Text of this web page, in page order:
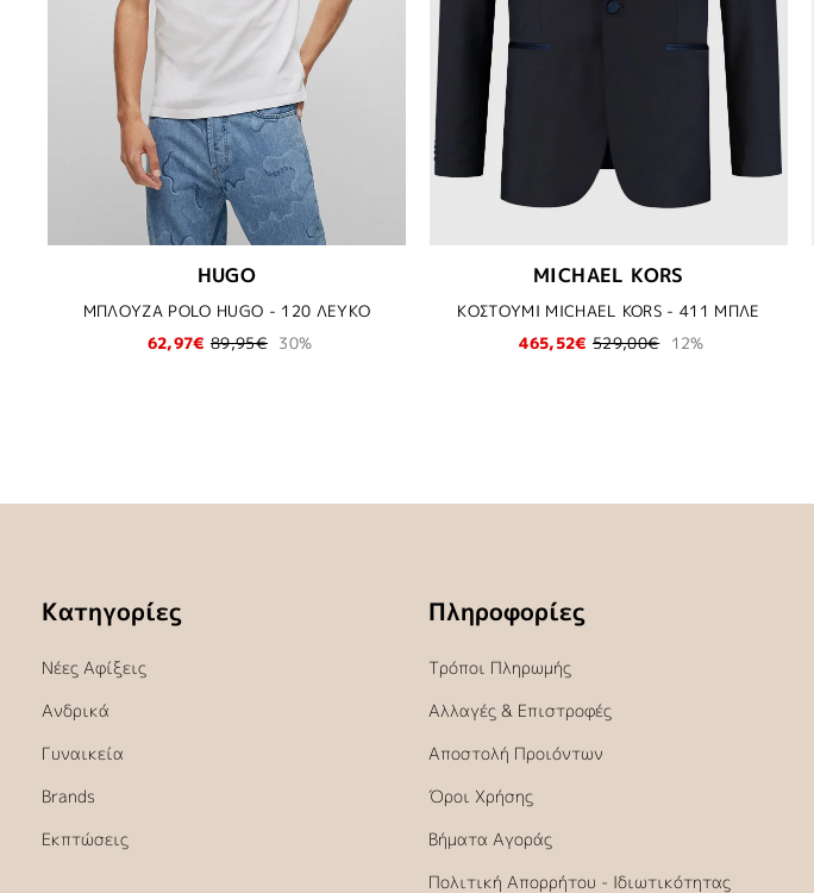
HUGO
ΜΠΛΟΥΖΑ POLO HUGO - 120 ΛΕΥΚΟ
62,97€ 89,95€ 30%
MICHAEL KORS
ΚΟΣΤΟΥΜΙ MICHAEL KORS - 411 ΜΠΛΕ
465,52€ 529,00€ 12%
Κατηγορίες
Νέες Αφίξεις
Ανδρικά
Γυναικεία
Brands
Εκπτώσεις
Πληροφορίες
Τρόποι Πληρωμής
Αλλαγές & Επιστροφές
Αποστολή Προιόντων
Όροι Χρήσης
Βήματα Αγοράς
Πολιτική Απορρήτου - Ιδιωτικότητας